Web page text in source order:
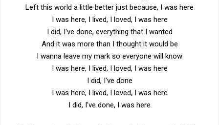
Left this world a little better just because, I was here
I was here, I lived, I loved, I was here
I did, I've done, everything that I wanted
And it was more than I thought it would be
I wanna leave my mark so everyone will know
I was here, I lived, I loved, I was here
I did, I've done
I was here, I lived, I loved, I was here
I did, I've done, I was here